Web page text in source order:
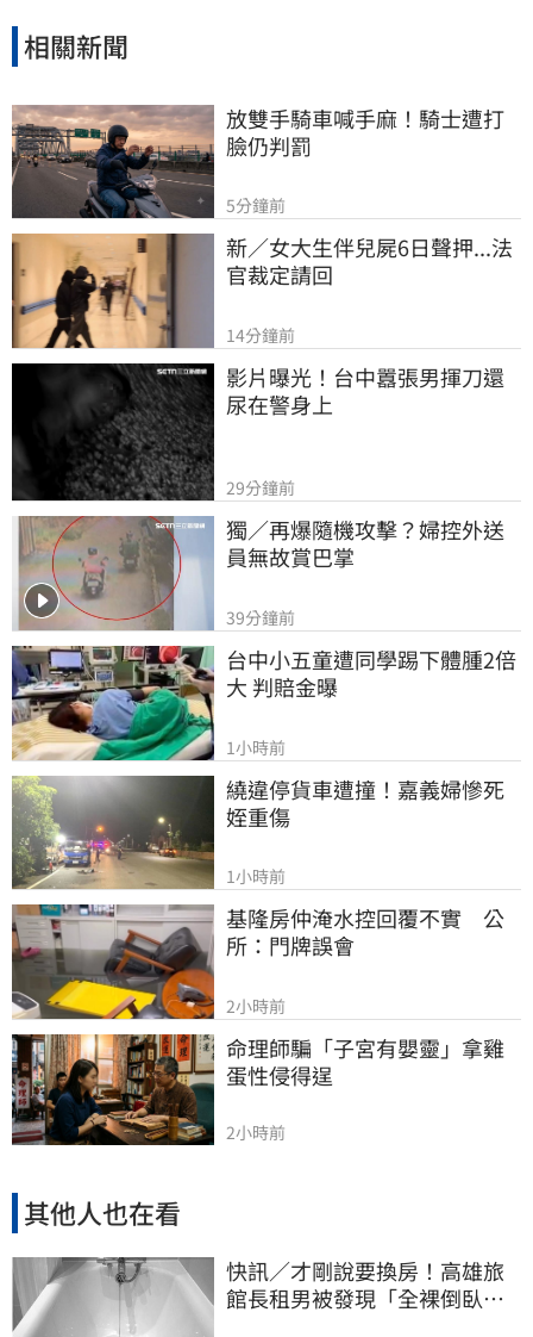
相關新聞
放雙手騎車喊手麻！騎士遭打
臉仍判罰
5分鐘前
新／女大生伴兒屍6日聲押...法
官裁定請回
14分鐘前
影片曝光！台中囂張男揮刀還
尿在警身上
29分鐘前
獨／再爆隨機攻擊？婦控外送
員無故賞巴掌
39分鐘前
台中小五童遭同學踢下體腫2倍
大 判賠金曝
1小時前
繞違停貨車遭撞！嘉義婦慘死
姪重傷
1小時前
基隆房仲淹水控回覆不實　公
所：門牌誤會
2小時前
命理師騙「子宮有嬰靈」拿雞
蛋性侵得逞
2小時前
其他人也在看
快訊／才剛說要換房！高雄旅
館長租男被發現「全裸倒臥浴